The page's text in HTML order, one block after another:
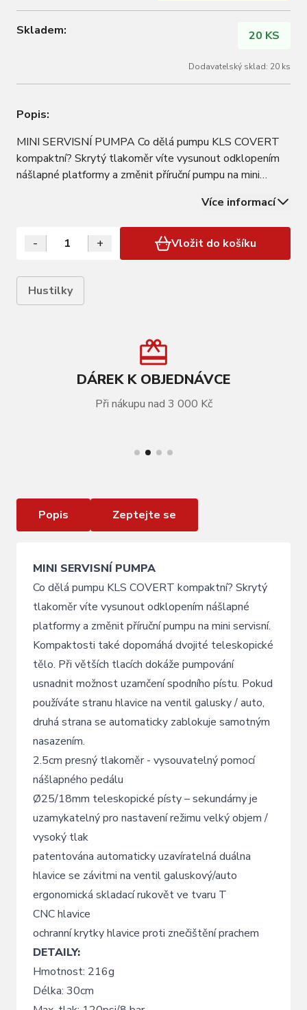
Skladem: 20 KS
Dodavatelský sklad: 20 ks
Popis:
MINI SERVISNÍ PUMPA Co dělá pumpu KLS COVERT
kompaktní? Skrytý tlakoměr víte vysunout odklopením
nášlapné platformy a změnit příruční pumpu na mini
teleskopické tělo. Při větších tlacích dokáže pumpování
usnadnit možnost uzamčení spodního pístu. Pokud…
Více informací
- + Vložit do košíku
Hustilky
DÁREK K OBJEDNÁVCE
Při nákupu nad 3 000 Kč
Popis Zeptejte se
MINI SERVISNÍ PUMPA
Co dělá pumpu KLS COVERT kompaktní? Skrytý
tlakoměr víte vysunout odklopením nášlapné
platformy a změnit příruční pumpu na mini servisní.
Kompaktosti také dopomáhá dvojité teleskopické
tělo. Při větších tlacích dokáže pumpování
usnadnit možnost uzamčení spodního pístu. Pokud
používáte stranu hlavice na ventil galusky / auto,
druhá strana se automaticky zablokuje samotným
nasazením.
2.5cm presný tlakoměr - vysouvatelný pomocí
nášlapného pedálu
Ø25/18mm teleskopické písty – sekundárny je
uzamykatelný pro nastavení režimu velký objem /
vysoký tlak
patentována automaticky uzavíratelná duálna
hlavice se závitmi na ventil galuskový/auto
ergonomická skladací rukovět ve tvaru T
CNC hlavice
ochranní krytky hlavice proti znečištění prachem
DETAILY:
Hmotnost: 216g
Délka: 30cm